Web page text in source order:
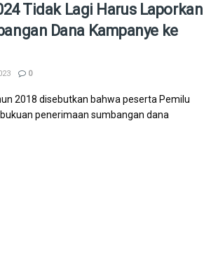
Tidak Lagi Harus Laporkan
Dana Kampanye ke
0
2018 disebutkan bahwa peserta Pemilu
penerimaan sumbangan dana